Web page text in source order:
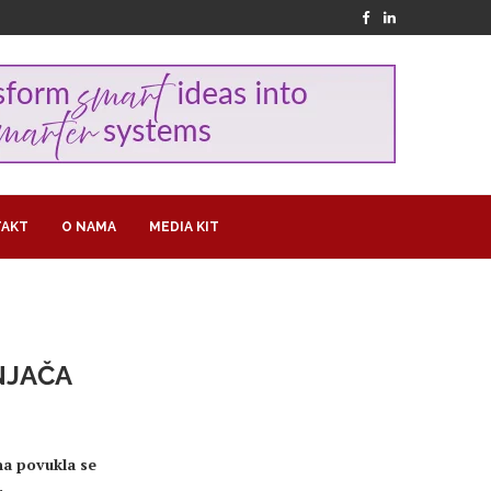
O NAMA MEDIA KIT
povukla se